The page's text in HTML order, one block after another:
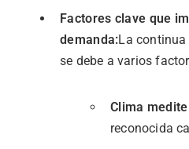
Factores clave que
demanda:Lacontinua
se debe avarios
Clima
reconocida